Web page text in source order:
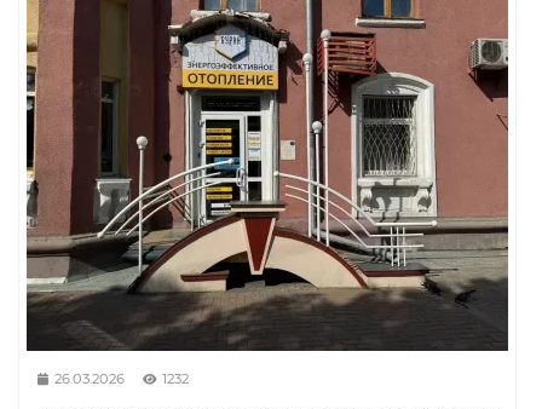
26.03.2026 1232